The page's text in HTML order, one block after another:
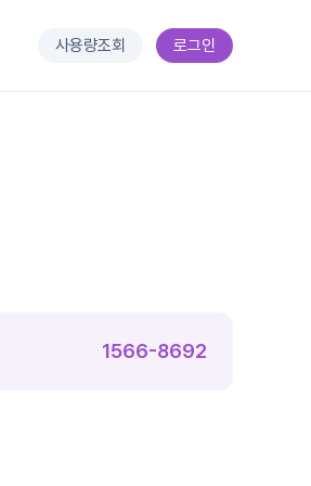
사용량조회 로그인
1566-8692